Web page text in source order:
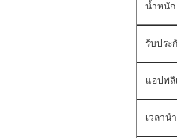
น้ำหนัก
รับปร
แอปพลิ
เวลาน